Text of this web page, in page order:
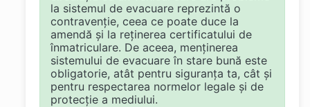
la sistemul de evacuare reprezintă o
contravenție, ceea ce poate duce la
amendă și la reținerea certificatului de
înmatriculare. De aceea, menținerea
sistemului de evacuare în stare bună este
obligatorie, atât pentru siguranța ta, cât și
pentru respectarea normelor legale și de
protecție a mediului.